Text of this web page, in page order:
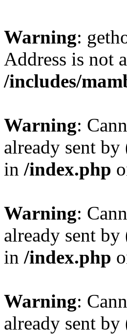
Warning:
Address is not
/includes/
Warning:
already sent
in /index.php
Warning:
already sent
in /index.php
Warning:
already sent